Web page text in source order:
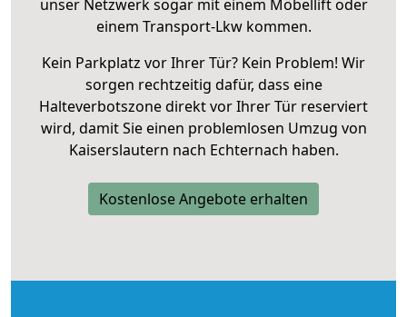
unser Netzwerk sogar mit einem Möbellift oder
einem Transport-Lkw kommen.
Kein Parkplatz vor Ihrer Tür? Kein Problem! Wir
sorgen rechtzeitig dafür, dass eine
Halteverbotszone direkt vor Ihrer Tür reserviert
wird, damit Sie einen problemlosen Umzug von
Kaiserslautern nach Echternach haben.
Kostenlose Angebote erhalten